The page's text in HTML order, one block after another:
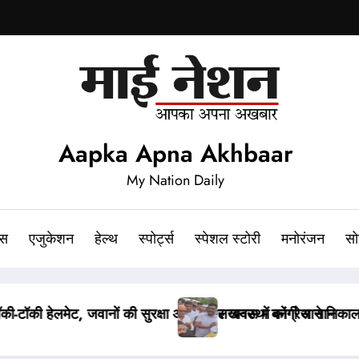
Aapka Apna Akhbaar
My Nation Daily
एजुकेशन हेल्थ स्पोर्ट्स स्पेशल स्टोरी मनोरंजन
अजय राय की पुलिस से हुई बहसपेपर लीक संशोधन बिल पर मंत्री